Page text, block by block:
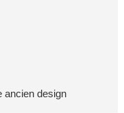
ancien design